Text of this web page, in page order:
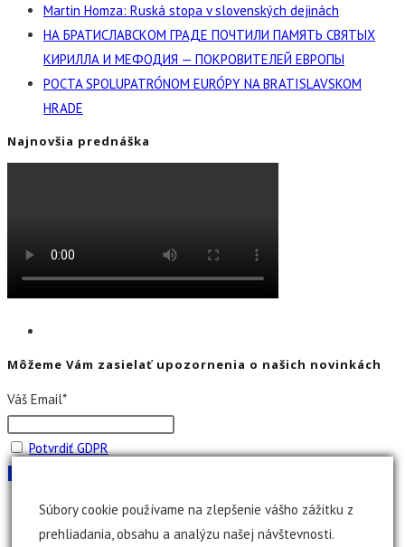
Martin Homza: Ruská stopa v slovenských dejinách
НА БРАТИСЛАВСКОМ ГРАДЕ ПОЧТИЛИ ПАМЯТЬ СВЯТЫХ
КИРИЛЛА И МЕФОДИЯ — ПОКРОВИТЕЛЕЙ ЕВРОПЫ
POCTA SPOLUPATRÓNOM EURÓPY NA BRATISLAVSKOM
HRADE
Najnovšia prednáška
Môžeme Vám zasielať upozornenia o našich novinkách
Váš Email*
Potvrdiť GDPR
Súbory cookie používame na zlepšenie vášho zážitku z
prehliadania, obsahu a analýzu našej návštevnosti.